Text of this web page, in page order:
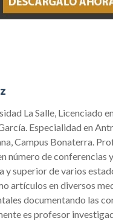
La Salle, Licenciado
Especialidad en
Campus Bonaterra.
número de conferencias
y superior de varios
artículos en diversos
documentando las
es profesor